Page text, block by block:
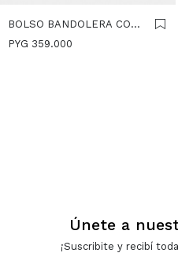
BOLSO BANDOLERA CON
DETALLES DE PIEL -
PYG 359.000
Únete a
¡Suscribite y recibí